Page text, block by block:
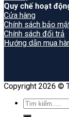
Quy chế hoạt
Cửa hàng
Chính sách bảo
Chính sách đổi trả
Hướng dẫn mua
Copyright 2026 ©
Search
for: